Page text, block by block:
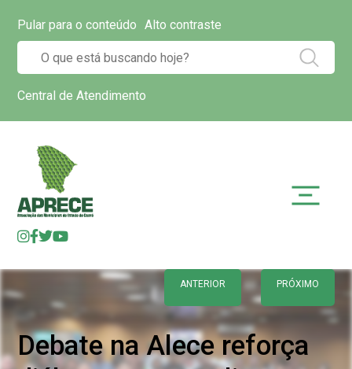
Pular para o conteúdo Alto contraste
Central de Atendimento
ANTERIOR PRÓXIMO
Debate na Alece reforça